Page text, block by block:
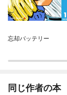
忘却バッテリー
同じ作者の本